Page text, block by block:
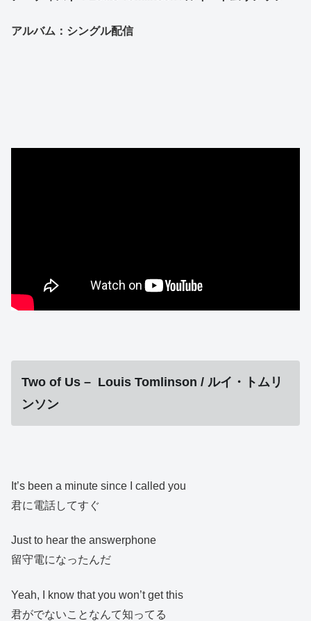
アルバム：シングル配信
Two of Us – Louis Tomlinson / ルイ・トムリ
ンソン
It’s been a minute since I called you
君に電話してすぐ
Just to hear the answerphone
留守電になったんだ
Yeah, I know that you won’t get this
君がでないことなんて知ってる